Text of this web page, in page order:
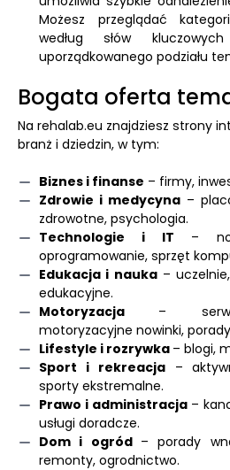
Możesz przeglądać
według słów
uporządkowanego podziału
Bogata oferta
Na rehalab.eu znajdziesz strony
branż i dziedzin, w tym:
Biznes i finanse – firmy,
Zdrowie i medycyna –
zdrowotne, psychologia.
Technologie i IT –
oprogramowanie, sprzęt
Edukacja i nauka–
edukacyjne.
Motoryzacja –
motoryzacyjne nowinki,
Lifestyle i rozrywka – blogi,
Sport i rekreacja–
sporty ekstremalne.
Prawo i administracja –
usługi doradcze.
Dom i ogród – porady
remonty, ogrodnictwo.